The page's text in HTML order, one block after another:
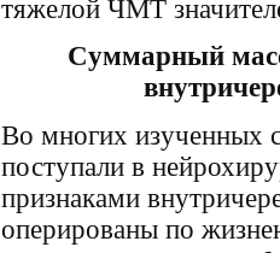
тяжелой ЧМТ
Cуммарный
Во многих изученных
поступали в
признаками
оперированы по